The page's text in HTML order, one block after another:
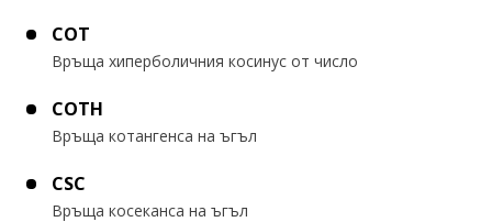
COT
Връща хиперболичния косинус от число
COTH
Връща котангенса на ъгъл
CSC
Връща косеканса на ъгъл